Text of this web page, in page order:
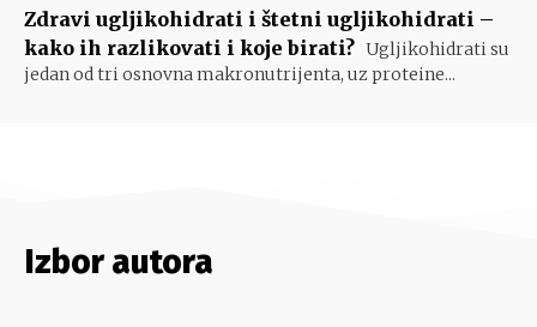
Zdravi ugljikohidrati i štetni ugljikohidrati –
kako ih razlikovati i koje birati? Ugljikohidrati su
jedan od tri osnovna makronutrijenta, uz proteine...
Izbor autora